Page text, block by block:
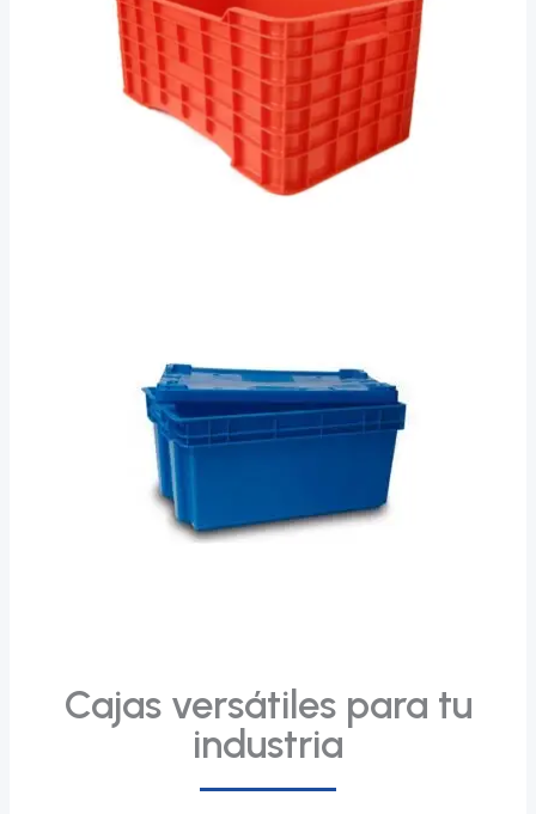
Cajas versátiles para tu
industria